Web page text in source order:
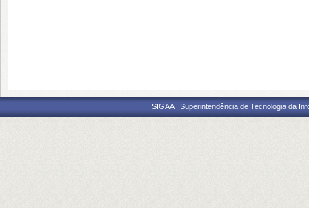
SIGAA | Superintendência de Tecnologia da